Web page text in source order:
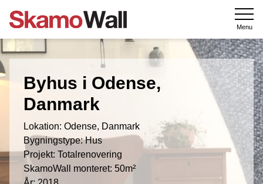
Menu
Byhus i Odense,
Danmark
Lokation: Odense, Danmark
Bygningstype: Hus
Projekt: Totalrenovering
SkamoWall monteret: 50m²